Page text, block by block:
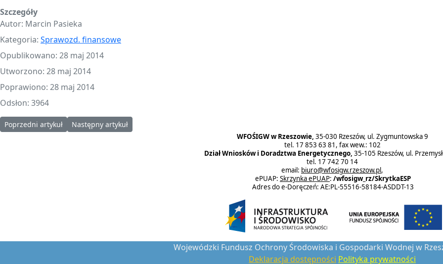
Szczegóły
Autor: Marcin Pasieka
Kategoria: Sprawozd. finansowe
Opublikowano: 28 maj 2014
Utworzono: 28 maj 2014
Poprawiono: 28 maj 2014
Odsłon: 3964
Poprzedni artykuł: Sprawozdanie finansowe WFOŚiGW w Rzeszowie za 2014 rok
Poprzedni artykuł Następny artykuł: Sprawozdanie finansowe WFOŚiGW w Rzeszowie za 2012 rok
Następny artykuł
WFOŚIGW w Rzeszowie, 35-030 Rzeszów, ul. Zygmuntowska 9
tel. 17 853 63 81, fax wew.: 102
Dział Wniosków i Doradztwa Energetycznego, 35-105 Rzeszów, ul.
tel. 17 742 70 14
email: biuro@wfosigw.rzeszow.pl,
ePUAP: Skrzynka ePUAP: /wfosigw_rz/SkrytkaESP
Adres do e-Doręczeń: AE:PL-55516-58184-ASDDT-13
Wojewódzki Fundusz Ochrony Środowiska i Gospodarki Wodnej w
Deklaracja dostępności Polityka prywatności